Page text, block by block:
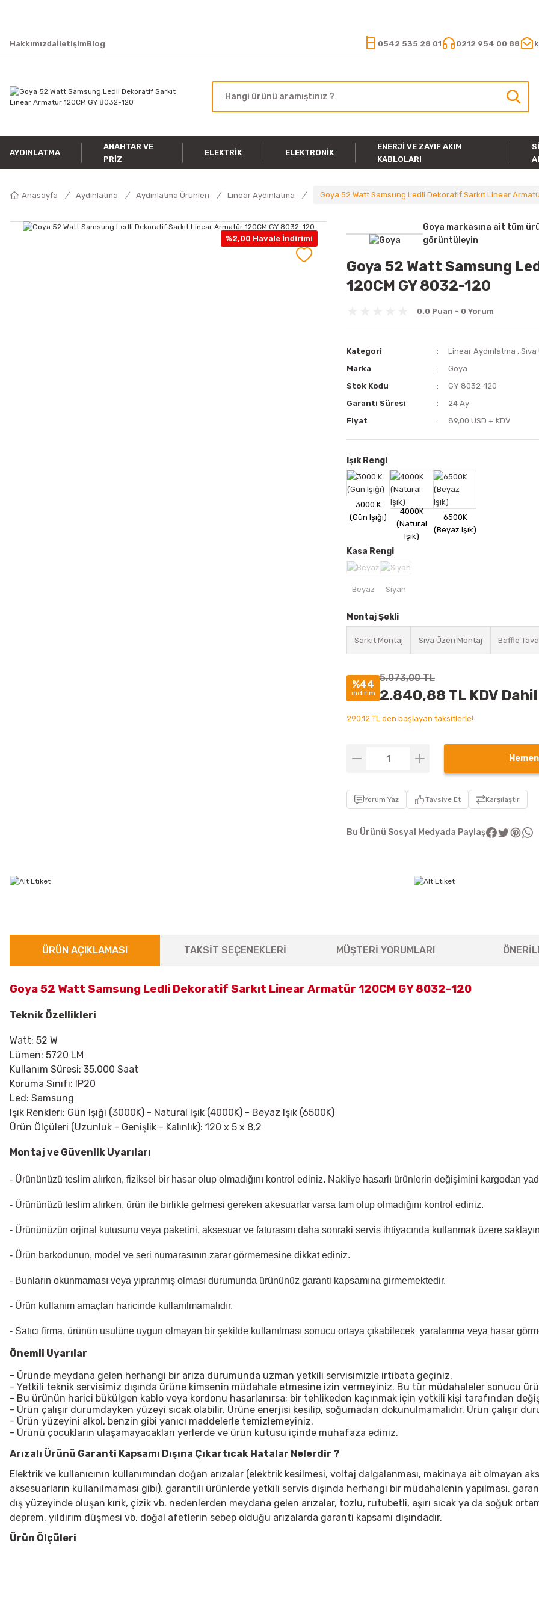
HakkımızdaİletişimBlog 0542 535 28 01 0212 954 00 88
AYDINLATMA
ANAHTAR VE
PRIZ
ELEKTRIK ELEKTRONIK
ENERJI VE ZAYIF AKIM
KABLOLARI
Anasayfa Aydınlatma Aydınlatma Ürünleri Linear Aydınlatma Goya 52 Watt Samsung Ledli Dekoratif Sarkıt Linear
%2,00 Havale İndirimi
Goya markasına ait tüm
görüntüleyin
Goya 52 Watt Samsung
120CM GY 8032-120
0.0 Puan - 0 Yorum
Kategori Linear Aydınlatma ,
Marka
Goya
Stok Kodu
GY 8032-120
Garanti Süresi
24 Ay
Fiyat
89,00 USD + KDV
Işık Rengi
Kasa Rengi
Montaj Şekli
Sarkıt Montaj Sıva Üzeri Montaj Baffle
%44
indirim
5.073,00 TL
2.840,88 TL KDV Dahil
290,12 TL den başlayan taksitlerle!
Hemen
Yorum Yaz Tavsiye Et Karşılaştır
Bu Ürünü Sosyal Medyada Paylaş
ÜRÜN AÇIKLAMASI TAKSİT SEÇENEKLERİ MÜŞTERİ YORUMLARI
Goya 52 Watt Samsung Ledli Dekoratif Sarkıt Linear Armatür 120CM GY 8032-120
Teknik Özellikleri
Watt: 52 W
Lümen: 5720 LM
Kullanım Süresi: 35.000 Saat
Koruma Sınıfı: IP20
Led: Samsung
Işık Renkleri: Gün Işığı (3000K) - Natural Işık (4000K) - Beyaz Işık (6500K)
Ürün Ölçüleri (Uzunluk - Genişlik - Kalınlık): 120 x 5 x 8,2
Montaj ve Güvenlik Uyarıları
- Ürününüzü teslim alırken, fiziksel bir hasar olup olmadığını kontrol ediniz. Nakliye hasarlı ürünlerin değişimini kargodan
- Ürününüzü teslim alırken, ürün ile birlikte gelmesi gereken akesuarlar varsa tam olup olmadığını kontrol ediniz.
- Ürününüzün orjinal kutusunu veya paketini, aksesuar ve faturasını daha sonraki servis ihtiyacında kullanmak üzere
- Ürün barkodunun, model ve seri numarasının zarar görmemesine dikkat ediniz.
- Bunların okunmaması veya yıpranmış olması durumunda ürününüz garanti kapsamına girmemektedir.
- Ürün kullanım amaçları haricinde kullanılmamalıdır.
- Satıcı firma, ürünün usulüne uygun olmayan bir şekilde kullanılması sonucu ortaya çıkabilecek yaralanma veya hasar
Önemli Uyarılar
- Üründe meydana gelen herhangi bir arıza durumunda uzman yetkili servisimizle irtibata geçiniz.
- Yetkili teknik servisimiz dışında ürüne kimsenin müdahale etmesine izin vermeyiniz. Bu tür müdahaleler sonucu
- Bu ürünün harici bükülgen kablo veya kordonu hasarlanırsa; bir tehlikeden kaçınmak için yetkili kişi tarafından
- Ürün çalışır durumdayken yüzeyi sıcak olabilir. Ürüne enerjisi kesilip, soğumadan dokunulmamalıdır. Ürün çalışır
- Ürün yüzeyini alkol, benzin gibi yanıcı maddelerle temizlemeyiniz.
- Ürünü çocukların ulaşamayacakları yerlerde ve ürün kutusu içinde muhafaza ediniz.
Arızalı Ürünü Garanti Kapsamı Dışına Çıkartıcak Hatalar Nelerdir ?
Elektrik ve kullanıcının kullanımından doğan arızalar (elektrik kesilmesi, voltaj dalgalanması, makinaya ait olmayan
aksesuarların kullanılmaması gibi), garantili ürünlerde yetkili servis dışında herhangi bir müdahalenin yapılması,
dış yüzeyinde oluşan kırık, çizik vb. nedenlerden meydana gelen arızalar, tozlu, rutubetli, aşırı sıcak ya da soğuk
deprem, yıldırım düşmesi vb. doğal afetlerin sebep olduğu arızalarda garanti kapsamı dışındadır.
Ürün Ölçüleri